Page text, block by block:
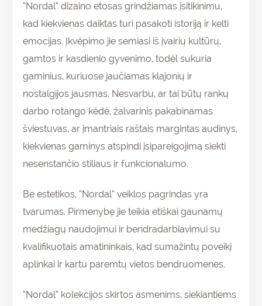
“Nordal” dizaino etosas grindžiamas įsitikinimu,
kad kiekvienas daiktas turi pasakoti istoriją ir kelti
emocijas. Įkvėpimo jie semiasi iš įvairių kultūrų,
gamtos ir kasdienio gyvenimo, todėl sukuria
gaminius, kuriuose jaučiamas klajonių ir
nostalgijos jausmas. Nesvarbu, ar tai būtų rankų
darbo rotango kėdė, žalvarinis pakabinamas
šviestuvas, ar įmantriais raštais margintas audinys,
kiekvienas gaminys atspindi įsipareigojimą siekti
nesenstančio stiliaus ir funkcionalumo.
Be estetikos, “Nordal” veiklos pagrindas yra
tvarumas. Pirmenybę jie teikia etiškai gaunamų
medžiagų naudojimui ir bendradarbiavimui su
kvalifikuotais amatininkais, kad sumažintų poveikį
aplinkai ir kartu paremtų vietos bendruomenes.
“Nordal” kolekcijos skirtos asmenims, siekiantiems